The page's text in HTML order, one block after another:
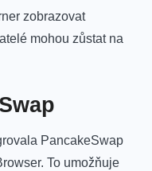
zobrazovat
mohou zůstat na
PancakeSwap
To umožňuje